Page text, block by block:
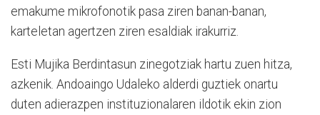
emakume mikrofonotik pasa ziren banan-banan,
karteletan agertzen ziren esaldiak irakurriz.
Esti Mujika Berdintasun zinegotziak hartu zuen hitza,
azkenik. Andoaingo Udaleko alderdi guztiek onartu
duten adierazpen instituzionalaren ildotik ekin zion